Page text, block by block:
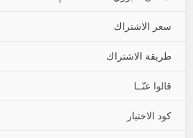
سعر الاشتراك
طريقة الاشتراك
قالوا عنّــا
كود الاختبار